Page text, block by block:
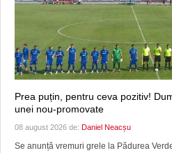
Prea puțin, pentru ceva pozitiv!
unei nou-promovate
08 august 2026 de: Daniel Neacșu
Se anunță vremuri grele la Pădurea